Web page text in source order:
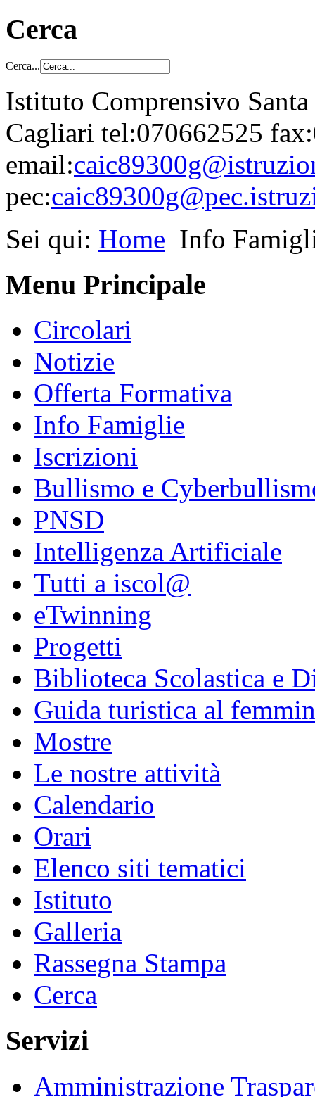
Cerca
Cerca...
Istituto Comprensivo
Cagliari tel:070662525
email:
pec:
Sei qui: Home Info
Menu Principale
Circolari
Notizie
Offerta Formativa
Info Famiglie
Iscrizioni
Bullismo e
PNSD
Intelligenza Artificiale
Tutti a iscol@
eTwinning
Progetti
Biblioteca Scolastica e
Guida turistica al
Mostre
Le nostre attività
Calendario
Orari
Elenco siti tematici
Istituto
Galleria
Rassegna Stampa
Cerca
Servizi
Amministrazione